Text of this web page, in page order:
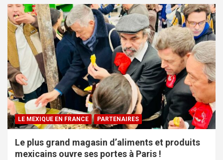
LE MEXIQUE EN FRANCE PARTENAIRES
Le plus grand magasin d’aliments et produits
mexicains ouvre ses portes à Paris !